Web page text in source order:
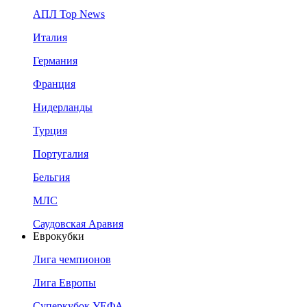
АПЛ Top News
Италия
Германия
Франция
Нидерланды
Турция
Португалия
Бельгия
МЛС
Саудовская Аравия
Еврокубки
Лига чемпионов
Лига Европы